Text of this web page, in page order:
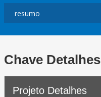
Chave Detalhes
Projeto Detalhes